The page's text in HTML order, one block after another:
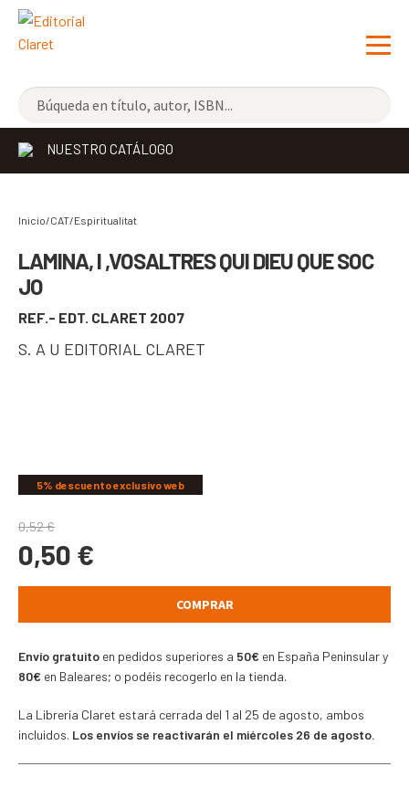
NOVEDADES
LOS MÁS VENDIDOS
LIBRERÍA CLARET
CONTACTO
CATALÀ
NUESTRO CATÁLOGO
Inicio/CAT/Espiritualitat
LAMINA, I ,VOSALTRES QUI DIEU QUE SOC
JO
REF.- EDT. CLARET 2007
S. A U EDITORIAL CLARET
5% descuento exclusivo web
0,52€
0,50 €
COMPRAR
Envío gratuito en pedidos superiores a 50€ en España Peninsular y
80€ en Baleares; o podéis recogerlo en la tienda.
La Librería Claret estará cerrada del 1 al 25 de agosto, ambos
incluidos. Los envíos se reactivarán el miércoles 26 de agosto.